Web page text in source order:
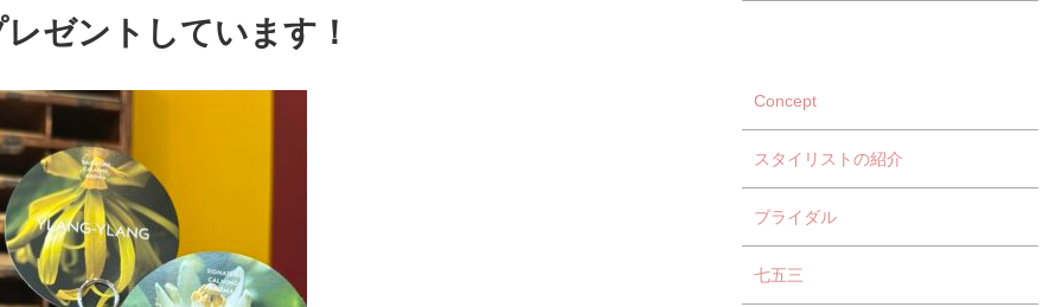
レゼントしています！
Concept
スタイリストの紹介
ブライダル
七五三